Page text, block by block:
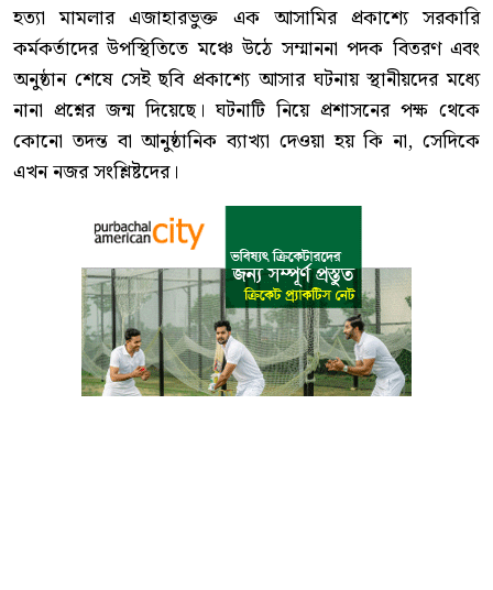
হত্যা মামলার এজাহারভুক্ত এক আসামির প্রকাশ্যে সরকারি
কর্মকর্তাদের উপস্থিতিতে মঞ্চে উঠে সম্মাননা পদক বিতরণ এবং
অনুষ্ঠান শেষে সেই ছবি প্রকাশ্যে আসার ঘটনায় স্থানীয়দের মধ্যে
নানা প্রশ্নের জন্ম দিয়েছে। ঘটনাটি নিয়ে প্রশাসনের পক্ষ থেকে
কোনো তদন্ত বা আনুষ্ঠানিক ব্যাখ্যা দেওয়া হয় কি না, সেদিকে
এখন নজর সংশ্লিষ্টদের।